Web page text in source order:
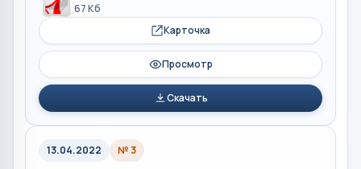
67 Кб
Карточка
Просмотр
Скачать
13.04.2022 № 3